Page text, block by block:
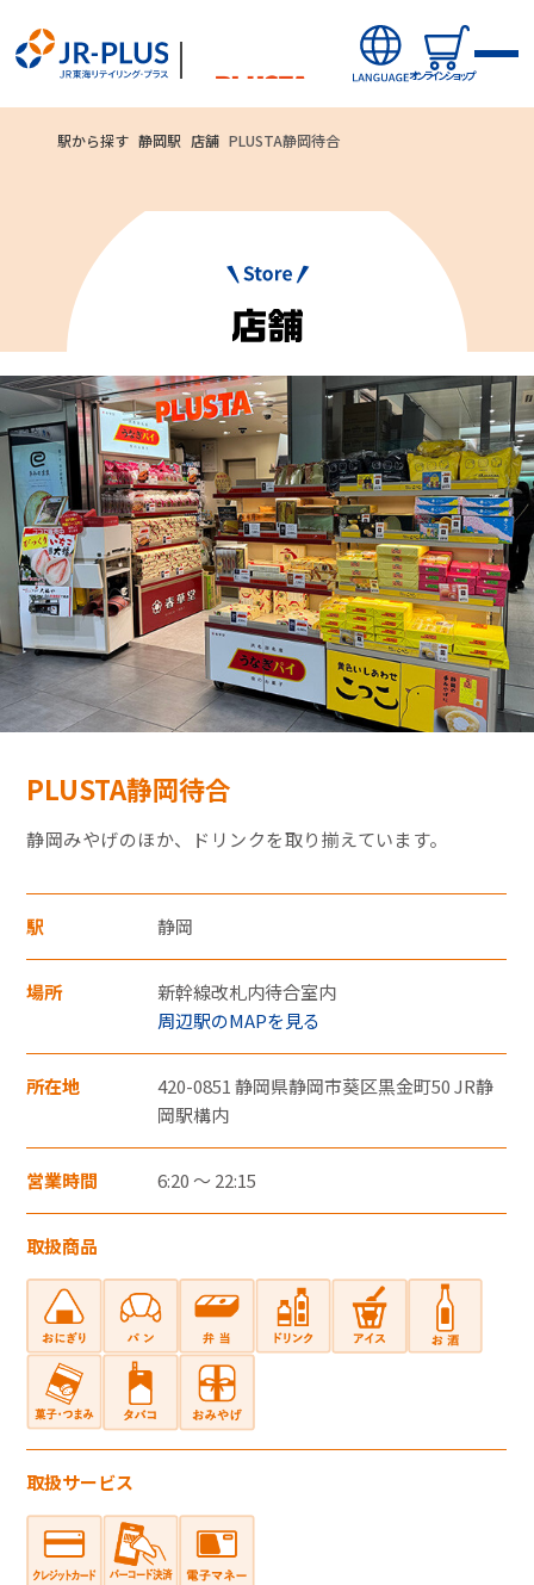
オンラインショップ
キャンペーン・ニュース
駅から探す(店舗・商品等)
モバイルオーダーサービス
採用情報
オンラインショップから探す
駅ナカみやげやこだわりの鉄道グッズ、オンライン限定商品な
どを取り揃えたサイトです。
JR東海MARKET
自社ECサイト
楽天市場
auPayマーケット
特産品や名産品たちを産地からみなさまのもとへお届けするサ
JR東海MARKET
auPayマーケット
東海新幹線の駅店舗で駅弁が受取れる駅弁予約サイトです。
駅から探す 静岡駅 店舗 PLUSTA静岡待合
PLUSTA静岡待合
静岡みやげのほか、ドリンクを取り揃えています。
駅 静岡
場所
新幹線改札内待合室内
周辺駅のMAPを見る
所在地
420-0851 静岡県静岡市葵区黒金町50 JR静
岡駅構内
営業時間 6:20 ～ 22:15
取扱商品
取扱サービス
ご利用いただ
ける
お支払方法
クレジットカード
・30,000円（税込）以上のクレジットカード
支払いについては暗証番号の入力、
もしくは「クレジット売上票クレジット会
社控え（お店控）」にサインをいただきま
・お支払い回数は1回払いのみです。
・郵便切手、テレフォンカード、POSAカー
ドのご購入にはご利用いただけません。
・一度のお会計でのご利用可能上限金額は、
お客さまと各カード会社とのご契約・ご利
ドの併用はできません。
・クレジットカード裏面には、カード契約者
ご本人のサインが必要です。
・クレジットカードはカード契約者ご本人し
かご利用いただけません。
電子マネー